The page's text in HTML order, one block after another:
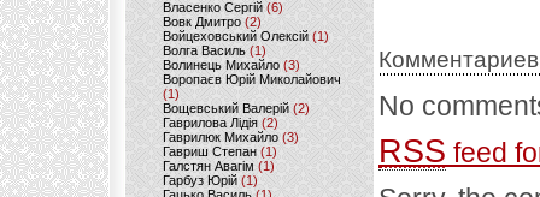
Власенко Сергій (6)
Вовк Дмитро(2)
Войцеховський Олексій(1)
Волга Василь (1)
Волинець Михайло (3)
Воропаєв Юрій Миколайович
(1)
Вощевський Валерій(2)
Гаврилова Лідія (2)
Гаврилюк Михайло (3)
Гавриш Степан (1)
Галстян Авагім (1)
Гарбуз Юрій (1)
No
RSS feed